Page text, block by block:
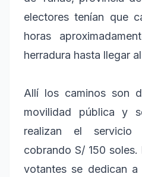
electores tenían que
horas
herradura hasta llegar
Allí los caminos son
movilidad pública y
realizan el
cobrando S/ 150
votantes se dedican